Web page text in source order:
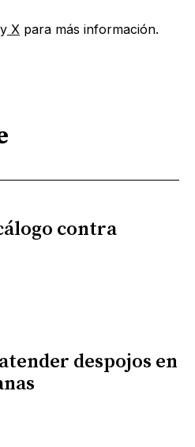
y X para más información.
contra
despojos en